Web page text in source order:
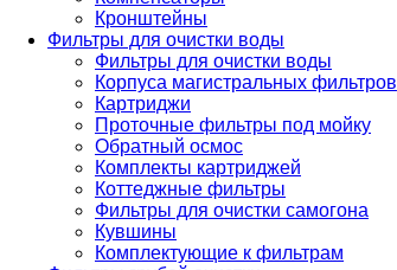
Кронштейны
Фильтры для очистки воды
Фильтры для очистки воды
Корпуса магистральных фильтров
Картриджи
Проточные фильтры под мойку
Обратный осмос
Комплекты картриджей
Коттеджные фильтры
Фильтры для очистки самогона
Кувшины
Комплектующие к фильтрам